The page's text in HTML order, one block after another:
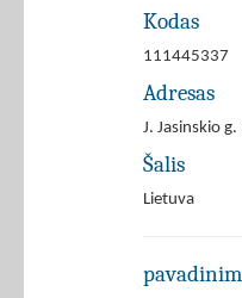
Kodas
111445337
Adresas
J. Jasinskio
Šalis
Lietuva